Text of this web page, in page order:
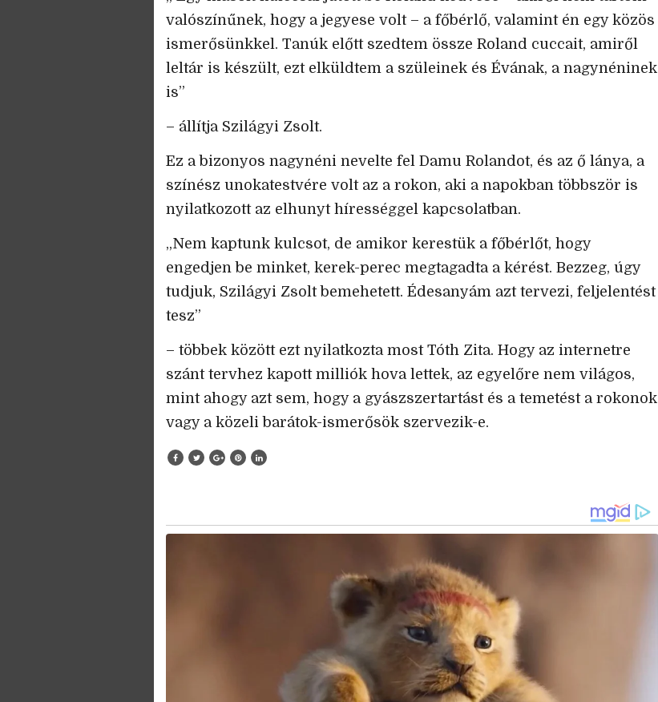
valószínűnek, hogy a jegyese volt – a főbérlő, valamint én egy közös
ismerősünkkel. Tanúk előtt szedtem össze Roland cuccait, amiről
leltár is készült, ezt elküldtem a szüleinek és Évának, a nagynéninek
is”
– állítja Szilágyi Zsolt.
Ez a bizonyos nagynéni nevelte fel Damu Rolandot, és az ő lánya, a
színész unokatestvére volt az a rokon, aki a napokban többször is
nyilatkozott az elhunyt hírességgel kapcsolatban.
„Nem kaptunk kulcsot, de amikor kerestük a főbérlőt, hogy
engedjen be minket, kerek-perec megtagadta a kérést. Bezzeg, úgy
tudjuk, Szilágyi Zsolt bemehetett. Édesanyám azt tervezi, feljelentést
tesz”
– többek között ezt nyilatkozta most Tóth Zita. Hogy az internetre
szánt tervhez kapott milliók hova lettek, az egyelőre nem világos,
mint ahogy azt sem, hogy a gyászszertartást és a temetést a rokonok
vagy a közeli barátok-ismerősök szervezik-e.